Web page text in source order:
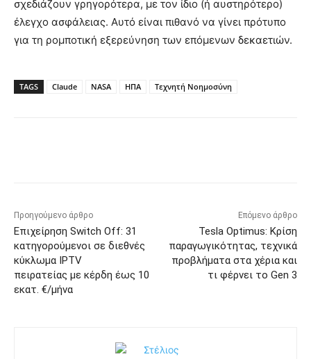
σχεδιάζουν γρηγορότερα, με τον ίδιο (ή αυστηρότερο)
έλεγχο ασφάλειας. Αυτό είναι πιθανό να γίνει πρότυπο
για τη ρομποτική εξερεύνηση των επόμενων δεκαετιών.
TAGS Claude NASA ΗΠΑ Τεχνητή Νοημοσύνη
Προηγούμενο άρθρο
Επιχείρηση Switch Off: 31
κατηγορούμενοι σε διεθνές
κύκλωμα IPTV
πειρατείας με κέρδη έως 10
εκατ. €/μήνα
Επόμενο άρθρο
Tesla Optimus: Κρίση
παραγωγικότητας, τεχνικά
προβλήματα στα χέρια και
τι φέρνει το Gen 3